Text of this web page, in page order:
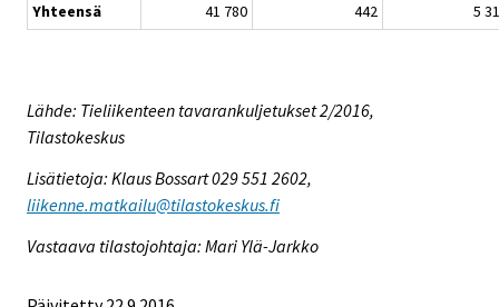
Yhteensä
41 780 442 5
Lähde: Tieliikenteen tavarankuljetukset 2/2016,
Tilastokeskus
Lisätietoja: Klaus Bossart 029 551 2602,
liikenne.matkailu@tilastokeskus.fi
Vastaava tilastojohtaja: Mari Ylä-Jarkko